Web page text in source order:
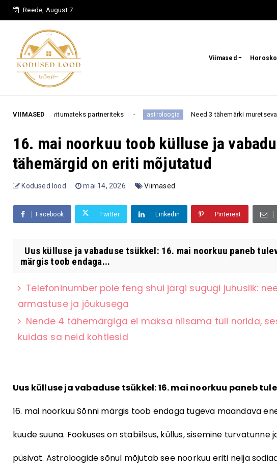
Reede, August 7
Viimased
VIIMASED
partneriteks astroloogia Need 3 tähemärki muretsevad vananemise
16. mai noorkuu toob külluse ja
tähemärgid on eriti mõjutatud
Kodused lood mai 14, 2026 Viimased
Facebook Twitter Linkedin Pinterest
Uus külluse ja vabaduse tsükkel: 16. mai noorkuu paneb
märgis toob endaga...
Telefoninumber pole feng shui järgi sugugi juhuslik:
armastuse ja jõukusega
Nende 4 tähemärgiga ei maksa niisama tüli norida,
kuidas sa neid kohtlesid
Uus külluse ja vabaduse tsükkel: 16. mai noorkuu paneb
16. mai noorkuu Sõnni märgis toob endaga tugeva maandava
kuude suuna. Fookuses on stabiilsus, küllus, sisemine
püsivat. Astroloogide sõnul mõjutab see noorkuu eriti nelja